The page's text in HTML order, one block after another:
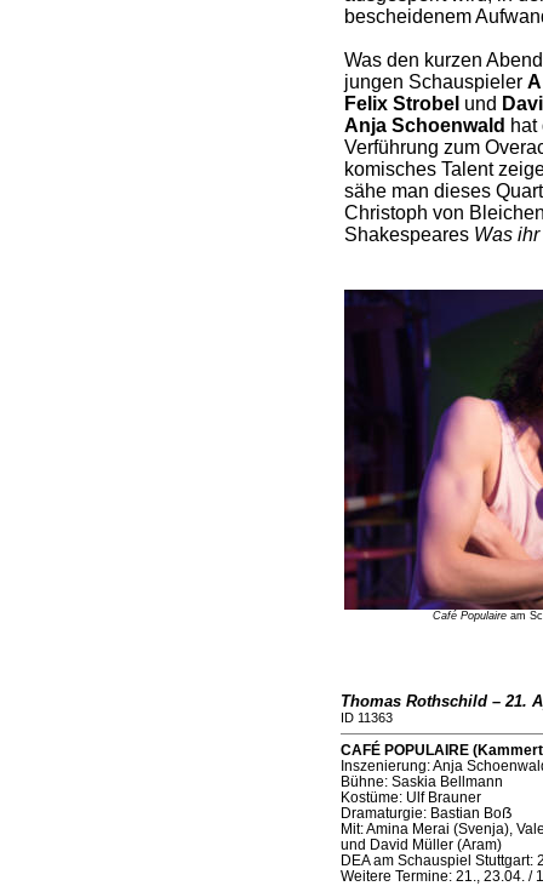
bescheidenem
Was den kurzen
jungen Schauspieler
Felix Strobel und
Anja Schoenwald hat
Verführung zum
komisches Talent
sähe man dieses
Christoph von
Shakespeares Was
Café Populaiream
Thomas Rothschild – 21.
ID 11363
CAFÉ POPULAIRE
Inszenierung: Anja
Bühne: Saskia Bellmann
Kostüme: Ulf Brauner
Dramaturgie: Bastian Boẞ
Mit: Amina Merai (Svenja),
und David Müller (Aram)
DEA am Schauspiel Stuttgart:
Weitere Termine: 21., 23.04. /